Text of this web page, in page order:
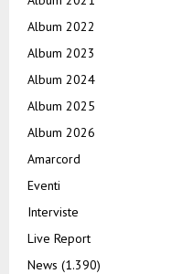
Album 2022
Album 2023
Album 2024
Album 2025
Album 2026
Amarcord
Eventi
Interviste
Live Report
News (1.390)